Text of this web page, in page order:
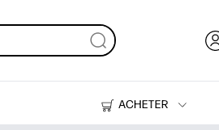
ACHETER